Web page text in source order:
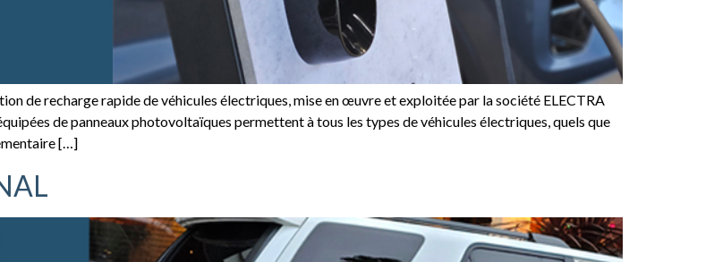
de recharge rapide de véhicules électriques, mise en œuvre et exploitée par la société ELECTRA
de panneaux photovoltaïques permettent à tous les types de véhicules électriques, quels que
[…]